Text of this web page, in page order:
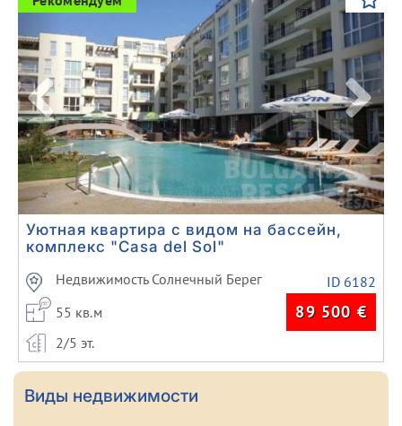
Уютная квартира с видом на бассейн,
комплекс "Сasа del Sоl"
Недвижимость Солнечный Берег
ID 6182
55 кв.м
89 500 €
2/5 эт.
Виды недвижимости